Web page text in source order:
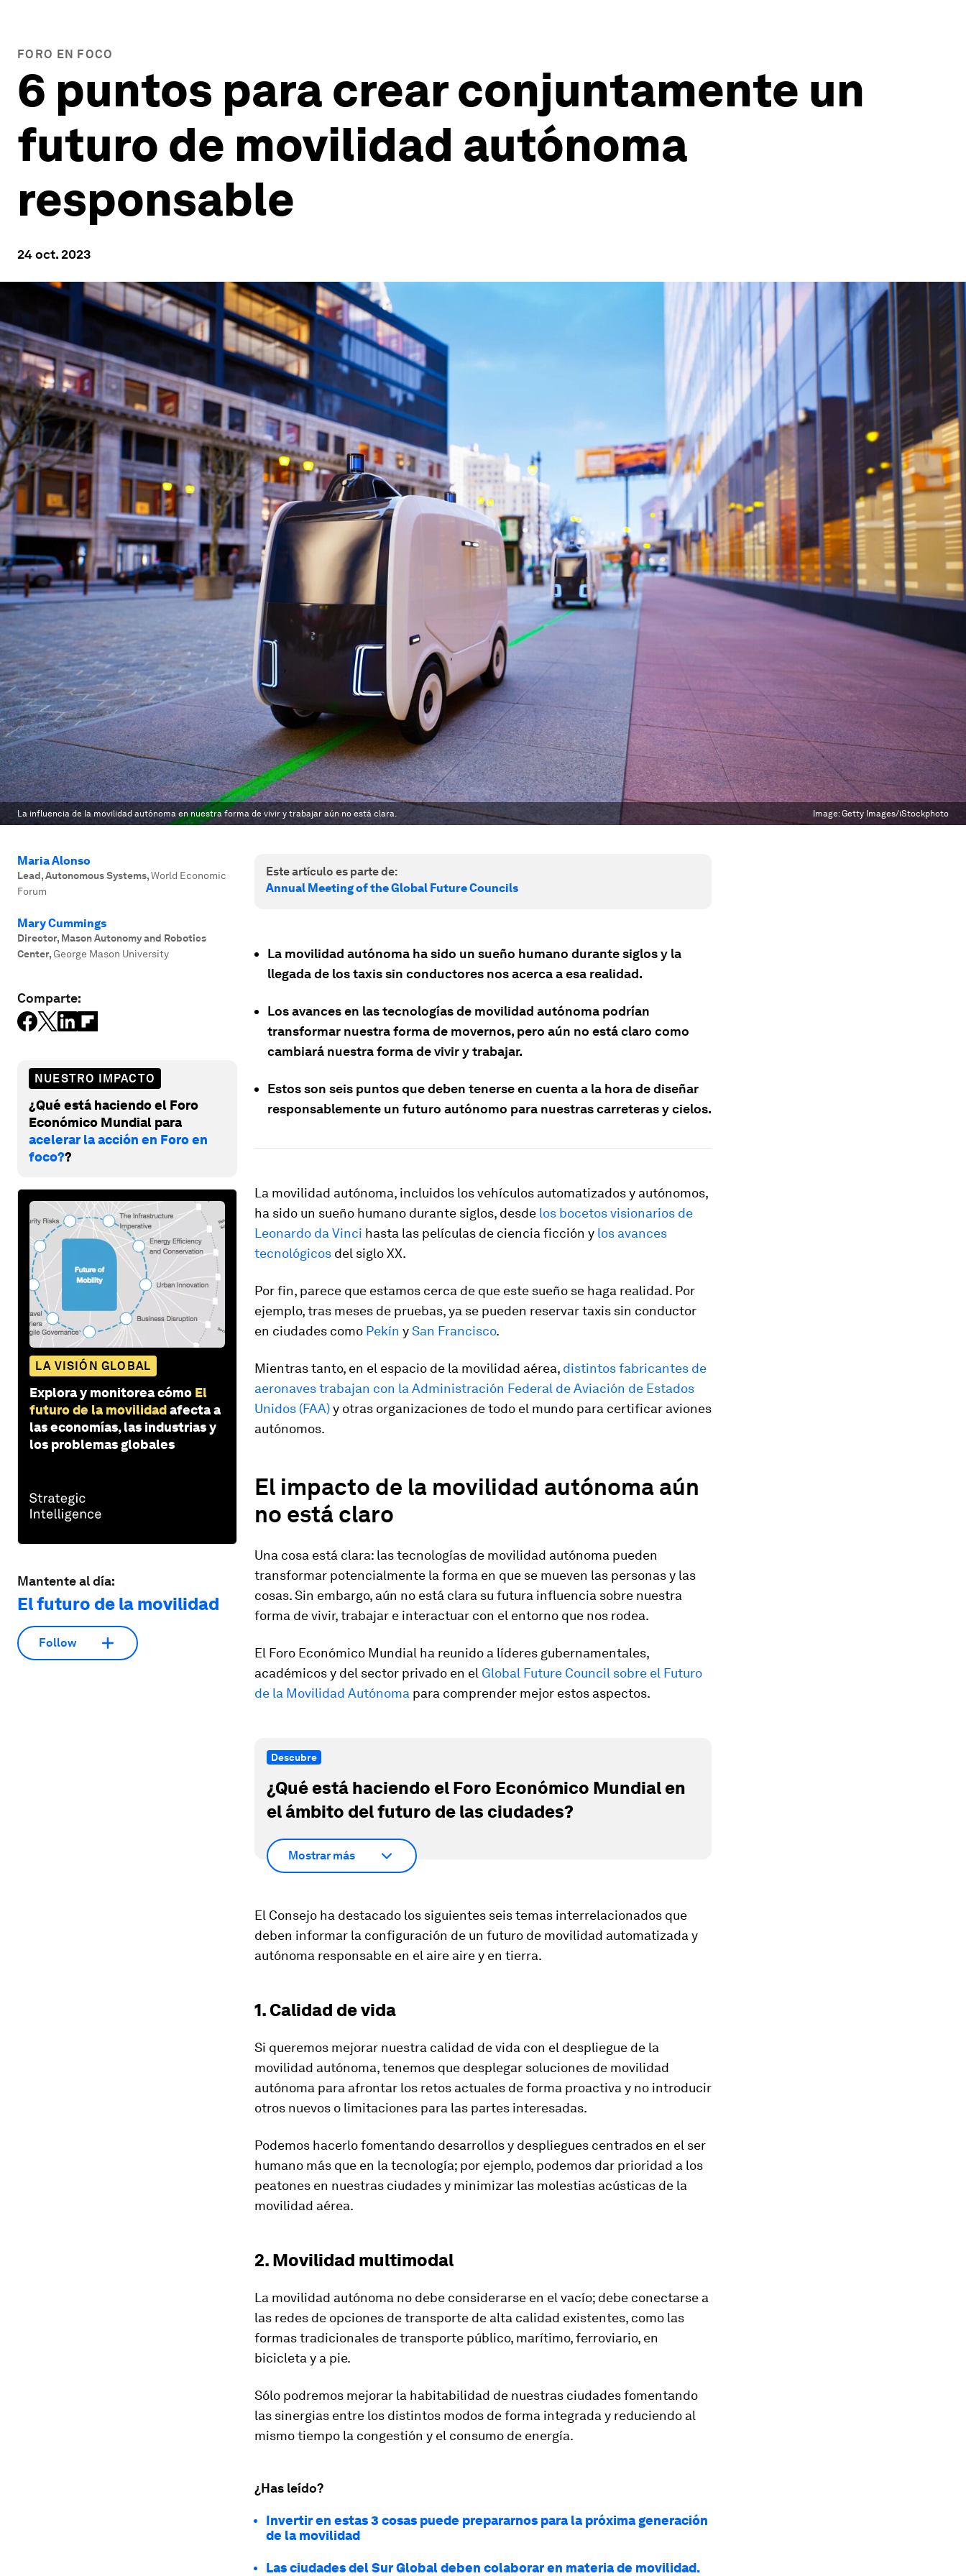
FORO EN FOCO
6 puntos para crear conjuntamente un
futuro de movilidad autónoma
responsable
24 oct. 2023
La influencia de la movilidad autónoma en nuestra forma de vivir y trabajar aún no está clara. Image:Getty Images/iStockphoto
Maria Alonso
Lead, Autonomous Systems,World Economic
Forum
Mary Cummings
Director, Mason Autonomy and Robotics
Center,George Mason University
Comparte:
NUESTRO IMPACTO
¿Qué está haciendo el Foro
Económico Mundial para
acelerar la acción en Foro en
foco??
LA VISIÓN GLOBAL
Explora y monitorea cómo El
futuro de la movilidadafecta a
las economías, las industrias y
los problemas globales
Mantente al día:
El futuro de la movilidad
Follow
Este artículo es parte de:
Annual Meeting of the Global Future Councils
La movilidad autónoma ha sido un sueño humano durante siglos y la
llegada de los taxis sin conductores nos acerca a esa realidad.
Los avances en las tecnologías de movilidad autónoma podrían
transformar nuestra forma de movernos, pero aún no está claro como
cambiará nuestra forma de vivir y trabajar.
Estos son seis puntos que deben tenerse en cuenta a la hora de diseñar
responsablemente un futuro autónomo para nuestras carreteras y cielos.
La movilidad autónoma, incluidos los vehículos automatizados y autónomos,
ha sido un sueño humano durante siglos, desde los bocetos visionarios de
Leonardo da Vinci hasta las películas de ciencia ficción y los avances
tecnológicos del siglo XX.
Por fin, parece que estamos cerca de que este sueño se haga realidad. Por
ejemplo, tras meses de pruebas, ya se pueden reservar taxis sin conductor
en ciudades como Pekín ySan Francisco.
Mientras tanto, en el espacio de la movilidad aérea, distintos fabricantes de
aeronaves trabajan con la Administración Federal de Aviación de Estados
Unidos (FAA)y otras organizaciones de todo el mundo para certificar aviones
autónomos.
El impacto de la movilidad autónoma aún
no está claro
Una cosa está clara: las tecnologías de movilidad autónoma pueden
transformar potencialmente la forma en que se mueven las personas y las
cosas. Sin embargo, aún no está clara su futura influencia sobre nuestra
forma de vivir, trabajar e interactuar con el entorno que nos rodea.
El Foro Económico Mundial ha reunido a líderes gubernamentales,
académicos y del sector privado en el Global Future Council sobre el Futuro
de la Movilidad Autónoma para comprender mejor estos aspectos.
Descubre
¿Qué está haciendo el Foro Económico Mundial en
el ámbito del futuro de las ciudades?
Mostrar más
El Consejo ha destacado los siguientes seis temas interrelacionados que
deben informar la configuración de un futuro de movilidad automatizada y
autónoma responsable en el aire aire y en tierra.
1. Calidad de vida
Si queremos mejorar nuestra calidad de vida con el despliegue de la
movilidad autónoma, tenemos que desplegar soluciones de movilidad
autónoma para afrontar los retos actuales de forma proactiva y no introducir
otros nuevos o limitaciones para las partes interesadas.
Podemos hacerlo fomentando desarrollos y despliegues centrados en el ser
humano más que en la tecnología; por ejemplo, podemos dar prioridad a los
peatones en nuestras ciudades y minimizar las molestias acústicas de la
movilidad aérea.
2. Movilidad multimodal
La movilidad autónoma no debe considerarse en el vacío; debe conectarse a
las redes de opciones de transporte de alta calidad existentes, como las
formas tradicionales de transporte público, marítimo, ferroviario, en
bicicleta y a pie.
Sólo podremos mejorar la habitabilidad de nuestras ciudades fomentando
las sinergias entre los distintos modos de forma integrada y reduciendo al
mismo tiempo la congestión y el consumo de energía.
¿Has leído?
Invertir en estas 3 cosas puede prepararnos para la próxima generación
de la movilidad
Las ciudades del Sur Global deben colaborar en materia de movilidad.